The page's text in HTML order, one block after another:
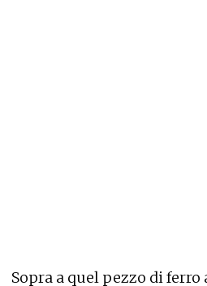
Sopra a quel pezzo di